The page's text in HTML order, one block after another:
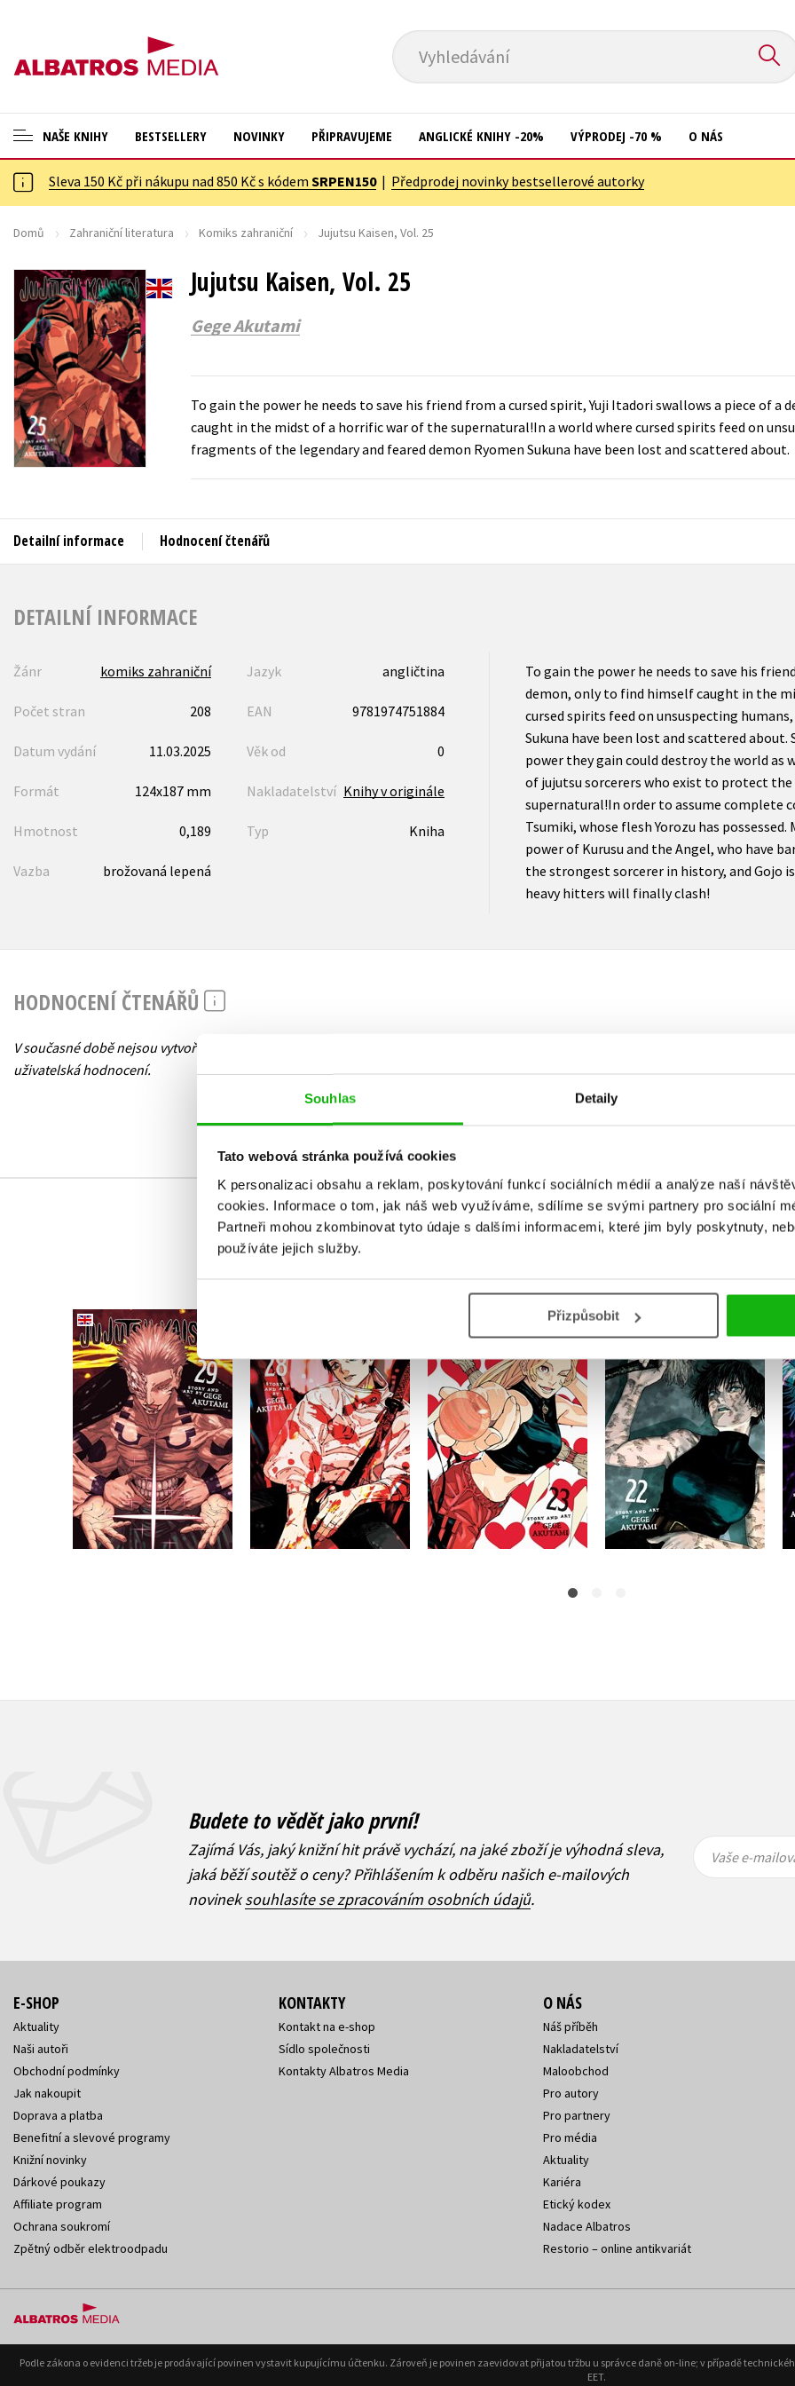
Souhlas Detaily
Tato webová stránka používá cookies
K personalizaci obsahu a reklam, poskytování funkcí sociálních médií a analýze naší
cookies. Informace o tom, jak náš web využíváme, sdílíme se svými partnery pro sociální
Partneři mohou zkombinovat tyto údaje s dalšími informacemi, které jim byly poskytnuty,
používáte jejich služby.
Přizpůsobit
Vyhledávání
NAŠE KNIHY
ANGLICKÉ KNIHY -20 %
VÝPRODEJ -70 %
ASTERIX S DÁRKEM
🎁DÁRKOVÉ PUBLIKACE
✉️ DÁRKOVÉ POUKAZY
Auto - moto
Beletrie pro děti
Beletrie pro dospělé
Cestování
Dárkové publikace
Digitální fotografie
Esoterika a duchovní svět
Jazyky
Komiks
Populárně - naučná pro dospělé
Populárně - naučné pro děti
Young adult (SK)
BESTSELLERY NOVINKY PŘIPRAVUJEME ANGLICKÉ KNIHY -20% VÝPRODEJ -70 % O NÁS
Sleva 150 Kč při nákupu nad 850 Kč s kódem SRPEN150| Předprodej novinky bestsellerové autorky
Domů Zahraniční literatura Komiks zahraniční Jujutsu Kaisen, Vol. 25
Jujutsu Kaisen, Vol. 25
Gege Akutami
To gain the power he needs to save his friend from a cursed spirit, Yuji Itadori swallows a piece of a
caught in the midst of a horrific war of the supernatural!In a world where cursed spirits feed on
fragments of the legendary and feared demon Ryomen Sukuna have been lost and scattered about.
Detailní informace Hodnocení čtenářů
DETAILNÍ INFORMACE
Žánr komiks zahraniční Jazyk angličtina
Počet stran 208 EAN 9781974751884
Datum vydání 11.03.2025 Věk od 0
Formát 124x187 mm Nakladatelství Knihy v originále
Hmotnost 0,189 Typ Kniha
Vazba brožovaná lepená
To gain the power he needs to save his
demon, only to find himself caught in the
cursed spirits feed on unsuspecting
Sukuna have been lost and scattered
power they gain could destroy the world as
of jujutsu sorcerers who exist to protect
supernatural!In order to assume complete
Tsumiki, whose flesh Yorozu has
power of Kurusu and the Angel, who have
the strongest sorcerer in history, and Gojo
heavy hitters will finally clash!
HODNOCENÍ ČTENÁŘŮ
V současné době nejsou vytvořena žádná
uživatelská hodnocení.
Přihlásit
MOHLO BY VÁS TAKÉ ZAJÍMAT
Jujutsu Kaisen, Vol. 29
Gege Akutami
Do košíku
372 Kč
298 Kč
Gege Akutami
Do košíku
372 Kč
298 Kč
Gege Akutami
Do košíku
323 Kč
258 Kč
Gege Akutami
Do košíku
372 Kč
298 Kč
Budete to vědět jako první!
Zajímá Vás, jaký knižní hit právě vychází, na jaké zboží je výhodná sleva,
jaká běží soutěž o ceny? Přihlášením k odběru našich e-mailových
novineksouhlasíte se zpracováním osobních údajů.
mailová
mailová
Vaše e-
E-SHOP
Aktuality
Naši autoři
Obchodní podmínky
Jak nakoupit
Doprava a platba
Benefitní a slevové programy
Knižní novinky
Dárkové poukazy
Affiliate program
Ochrana soukromí
Zpětný odběr elektroodpadu
KONTAKTY
Kontakt na e-shop
Sídlo společnosti
Kontakty Albatros Media
O NÁS
Náš příběh
Nakladatelství
Maloobchod
Pro autory
Pro partnery
Pro média
Aktuality
Kariéra
Etický kodex
Nadace Albatros
Restorio – online antikvariát
Podle zákona o evidenci tržeb je prodávající povinen vystavit kupujícímu účtenku. Zároveň je povinen zaevidovat přijatou tržbu u správce daně on-line; v případě
EET.